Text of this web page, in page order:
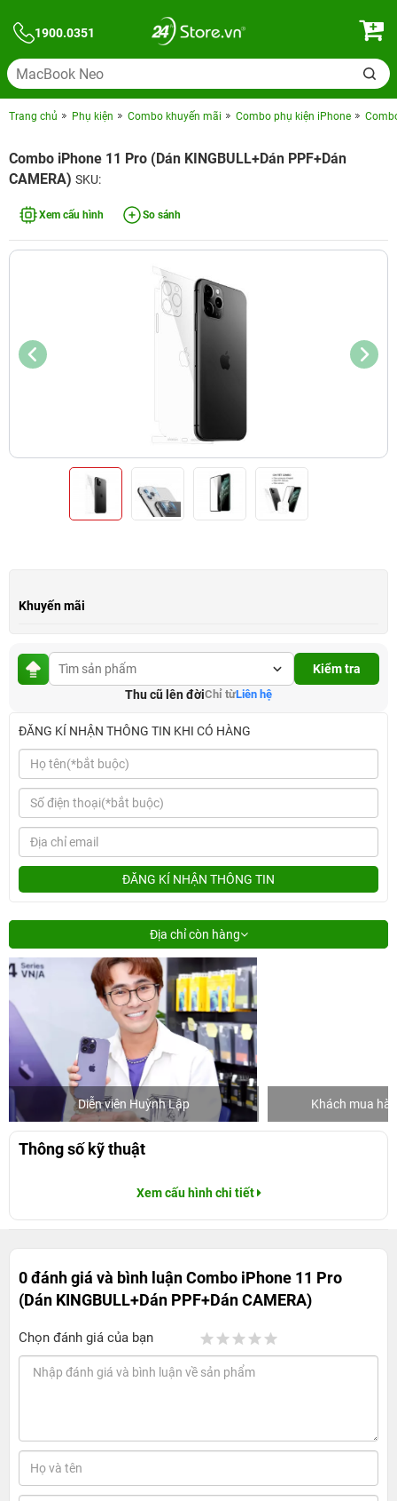
1900.0351
Trang chủ Phụ kiện Combo khuyến mãi Combo phụ kiện iPhone
Combo iPhone 11 Pro (Dán KINGBULL+Dán PPF+Dán
CAMERA) SKU:
Xem cấu hình So sánh
Khuyến mãi
Kiểm tra
Thu cũ lên đờiChỉ từLiên hệ
ĐĂNG KÍ NHẬN THÔNG TIN KHI CÓ HÀNG
ĐĂNG KÍ NHẬN THÔNG TIN
Địa chỉ còn hàng
Diễn viên Huỳnh Lập Khách mua
Thông số kỹ thuật
Xem cấu hình chi tiết
0 đánh giá và bình luậnCombo iPhone 11 Pro
(Dán KINGBULL+Dán PPF+Dán CAMERA)
Chọn đánh giá của bạn